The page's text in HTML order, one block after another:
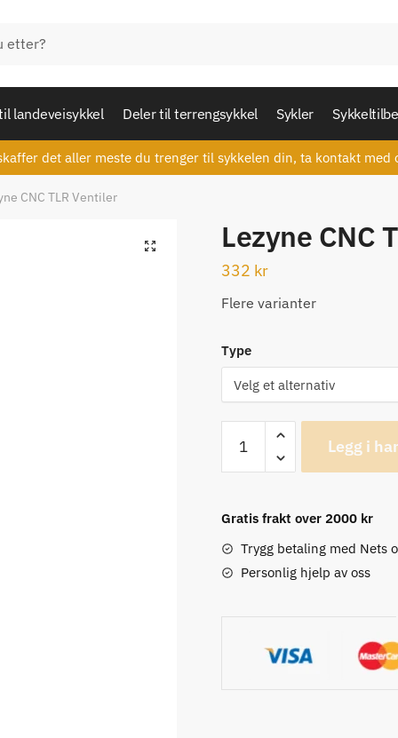
landeveisykkel Deler til terrengsykkel Sykler
det aller meste du trenger til sykkelen din, ta kontakt med
CNC TLR Ventiler
🔍 Lezyne CNC
332 kr
Flere varianter
Type
CNC
TLR
antall
Legg i
Gratis frakt over 2000 kr
Trygg betaling med Nets
Personlig hjelp av oss